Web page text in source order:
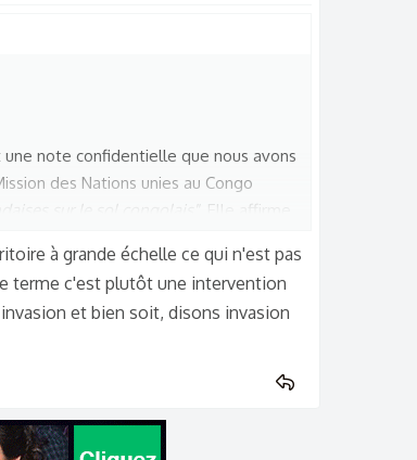
note confidentielle que nous avons
des Nations unies au Congo
sur le sol congolais"
. Elle affirme
ne veut pas être condamné en
à grande échelle ce qui n'est pas
terme c'est plutôt une intervention
et bien soit, disons invasion